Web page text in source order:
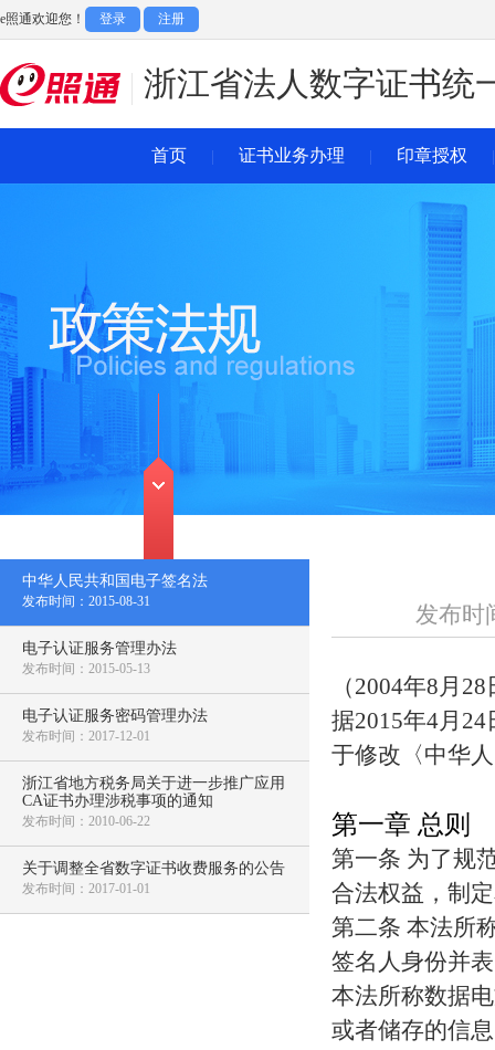
e照通欢迎您！ 登录 注册
浙江省法人数字证书统
首页 证书业务办理 印章授权
中华人民共和国电子签名法
发布时间：2015-08-31
电子认证服务管理办法
发布时间：2015-05-13
电子认证服务密码管理办法
发布时间：2017-12-01
浙江省地方税务局关于进一步推广应用
CA证书办理涉税事项的通知
发布时间：2010-06-22
关于调整全省数字证书收费服务的公告
发布时间：2017-01-01
发布时
（2004年8月
据2015年4月
于修改〈中华
第一章 总则
第一条 为了规
合法权益，制
第二条 本法所
签名人身份并
本法所称数据
或者储存的信